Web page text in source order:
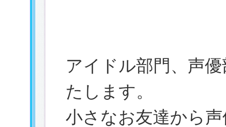
アイドル部門、声
たします。
小さなお友達から